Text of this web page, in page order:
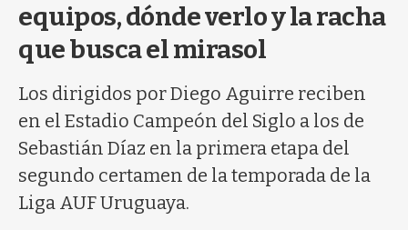
q
equipos, dónde verlo y la racha
que busca el mirasol
Los dirigidos por Diego Aguirre reciben
en el Estadio Campeón del Siglo a los de
Sebastián Díaz en la primera etapa del
segundo certamen de la temporada de la
Liga AUF Uruguaya.